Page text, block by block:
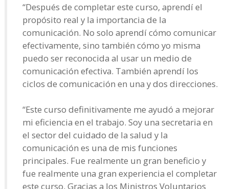
“Después de completar este curso, aprendí el
propósito real y la importancia de la
comunicación. No solo aprendí cómo comunicar
efectivamente, sino también cómo yo misma
puedo ser reconocida al usar un medio de
comunicación efectiva. También aprendí los
ciclos de comunicación en una y dos direcciones.
“Este curso definitivamente me ayudó a mejorar
mi eficiencia en el trabajo. Soy una secretaria en
el sector del cuidado de la salud y la
comunicación es una de mis funciones
principales. Fue realmente un gran beneficio y
fue realmente una gran experiencia el completar
este curso. Gracias a los Ministros Voluntarios